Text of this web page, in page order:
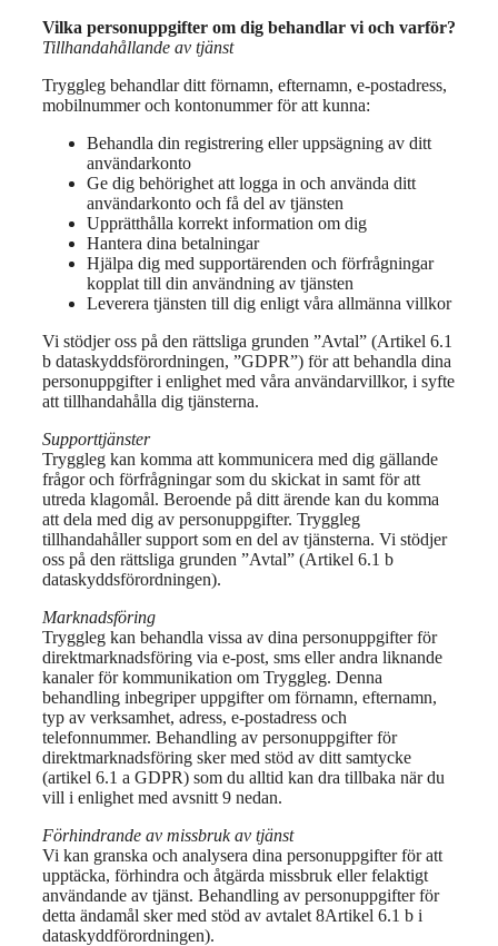
Vilka personuppgifter om dig behandlar vi och varför?
Tillhandahållande av tjänst
Tryggleg behandlar ditt förnamn, efternamn, e-postadress,
mobilnummer och kontonummer för att kunna:
Behandla din registrering eller uppsägning av ditt
användarkonto
Ge dig behörighet att logga in och använda ditt
användarkonto och få del av tjänsten
Upprätthålla korrekt information om dig
Hantera dina betalningar
Hjälpa dig med supportärenden och förfrågningar
kopplat till din användning av tjänsten
Leverera tjänsten till dig enligt våra allmänna villkor
Vi stödjer oss på den rättsliga grunden ”Avtal” (Artikel 6.1
b dataskyddsförordningen, ”GDPR”) för att behandla dina
personuppgifter i enlighet med våra användarvillkor, i syfte
att tillhandahålla dig tjänsterna.
Supporttjänster
Tryggleg kan komma att kommunicera med dig gällande
frågor och förfrågningar som du skickat in samt för att
utreda klagomål. Beroende på ditt ärende kan du komma
att dela med dig av personuppgifter. Tryggleg
tillhandahåller support som en del av tjänsterna. Vi stödjer
oss på den rättsliga grunden ”Avtal” (Artikel 6.1 b
dataskyddsförordningen).
Marknadsföring
Tryggleg kan behandla vissa av dina personuppgifter för
direktmarknadsföring via e-post, sms eller andra liknande
kanaler för kommunikation om Tryggleg. Denna
behandling inbegriper uppgifter om förnamn, efternamn,
typ av verksamhet, adress, e-postadress och
telefonnummer. Behandling av personuppgifter för
direktmarknadsföring sker med stöd av ditt samtycke
(artikel 6.1 a GDPR) som du alltid kan dra tillbaka när du
vill i enlighet med avsnitt 9 nedan.
Förhindrande av missbruk av tjänst
Vi kan granska och analysera dina personuppgifter för att
upptäcka, förhindra och åtgärda missbruk eller felaktigt
användande av tjänst. Behandling av personuppgifter för
detta ändamål sker med stöd av avtalet 8Artikel 6.1 b i
dataskyddförordningen).